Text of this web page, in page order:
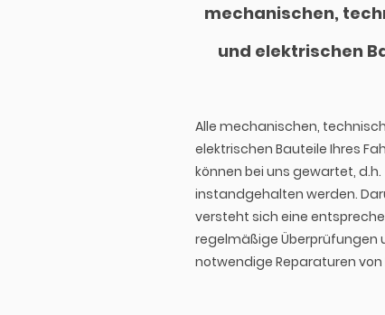
mechanischen,
und elektrischen
Alle mechanischen,
elektrischen Bauteile Ihres
können bei uns gewartet, d.h.
instandgehalten werden.
versteht sich eine
regelmäßige Überprüfungen
notwendige Reparaturen von